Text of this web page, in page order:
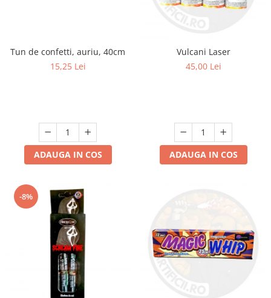
Tun de confetti, auriu, 40cm
15,25 Lei
ADAUGA IN COS
Vulcani Laser
45,00 Lei
ADAUGA IN COS
-8%